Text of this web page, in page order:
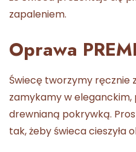
zapaleniem.
Oprawa
Świecę tworzymy ręcznie
zamykamy w eleganckim,
drewnianą pokrywką.
tak, żeby świeca cieszyła